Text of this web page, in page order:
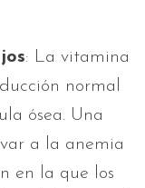
: La vitamina
normal
ósea. Una
a la anemia
en la que los